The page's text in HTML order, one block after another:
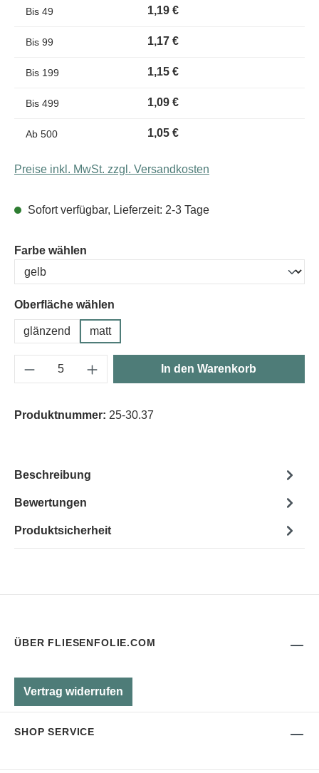
Bis 49 1,19 €
Bis 99 1,17 €
Bis 199 1,15 €
Bis 499 1,09 €
Ab 500 1,05 €
Preise inkl. MwSt. zzgl. Versandkosten
Sofort verfügbar, Lieferzeit: 2-3 Tage
Farbe wählen
Oberfläche wählen
glänzend matt
Produkt Anzahl: Gib den gewünschten
In den Warenkorb
Produktnummer: 25-30.37
Beschreibung
Bewertungen
Produktsicherheit
ÜBER FLIESENFOLIE.COM
Vertrag widerrufen
SHOP SERVICE